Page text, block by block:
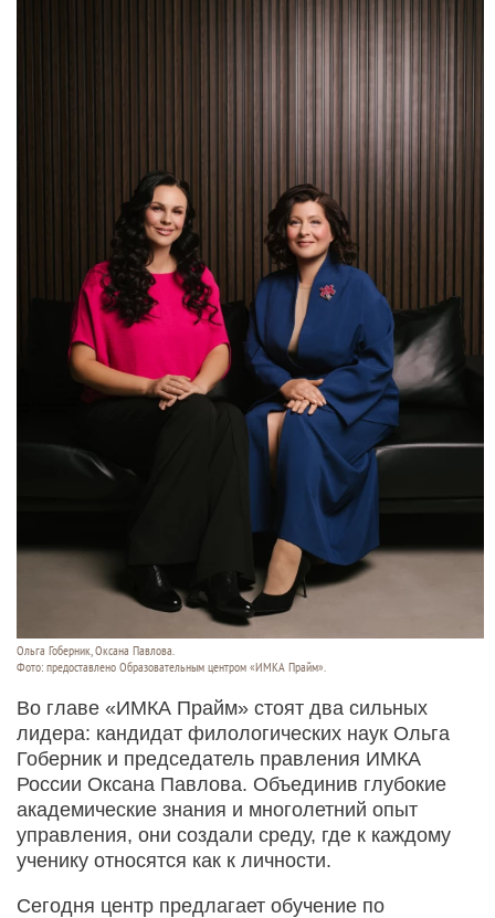
Ольга Гоберник, Оксана Павлова.
Фото: предоставлено Образовательным центром «ИМКА Прайм».
Во главе «ИМКА Прайм» стоят два сильных
лидера: кандидат филологических наук Ольга
Гоберник и председатель правления ИМКА
России Оксана Павлова. Объединив глубокие
академические знания и многолетний опыт
управления, они создали среду, где к каждому
ученику относятся как к личности.
Сегодня центр предлагает обучение по